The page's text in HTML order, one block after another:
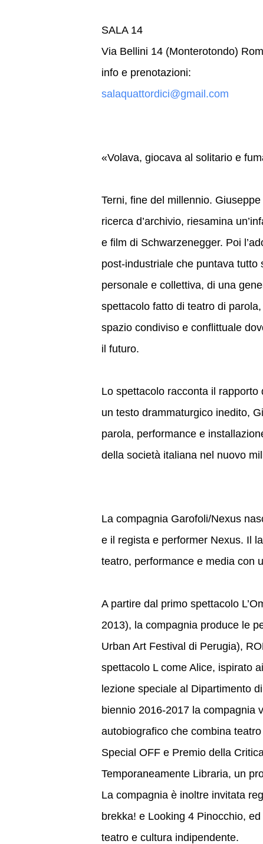
SALA 14
Via Bellini 14 (Monterotondo)
info e prenotazioni:
salaquattordici@gmail.com
«Volava, giocava al solitario e
Terni, fine del millennio.
ricerca d’archivio, riesamina
e film di Schwarzenegger. Poi
post-industriale che puntava
personale e collettiva, di una
spettacolo fatto di teatro di
spazio condiviso e conflittuale
il futuro.
Lo spettacolo racconta il rapporto
un testo drammaturgico inedito,
parola, performance e
della società italiana nel nuovo
La compagnia Garofoli/Nexus
e il regista e performer Nexus. Il
teatro, performance e media con
A partire dal primo spettacolo
2013), la compagnia produce le
Urban Art Festival di Perugia),
spettacolo L come Alice, ispirato
lezione speciale al Dipartimento
biennio 2016-2017 la compagnia
autobiografico che combina
Special OFF e Premio della
Temporaneamente Libraria, un
La compagnia è inoltre invitata
brekka! e Looking 4 Pinocchio,
teatro e cultura indipendente.